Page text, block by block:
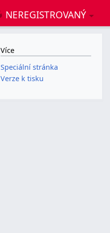
NEREGISTROVANÝ
Více
Speciální stránka
Verze k tisku